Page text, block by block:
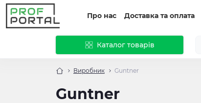
Про нас Доставка та оплата
Каталог товарів
Виробник Guntner
Guntner